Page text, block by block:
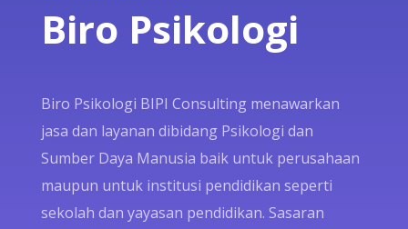
Biro Psikologi
Biro Psikologi BIPI Consulting menawarkan
jasa dan layanan dibidang Psikologi dan
Sumber Daya Manusia baik untuk perusahaan
maupun untuk institusi pendidikan seperti
sekolah dan yayasan pendidikan. Sasaran